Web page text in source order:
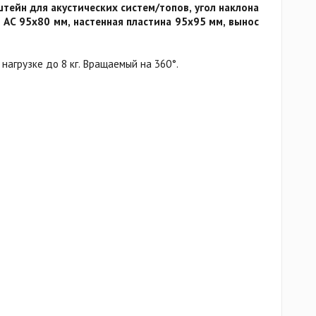
для акустических систем/топов, угол наклона
АС 95x80 мм, настенная пластина 95x95 мм, вынос
до 8 кг. Вращаемый на 360°.